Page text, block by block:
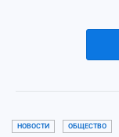
НОВОСТИ ОБЩЕСТВО